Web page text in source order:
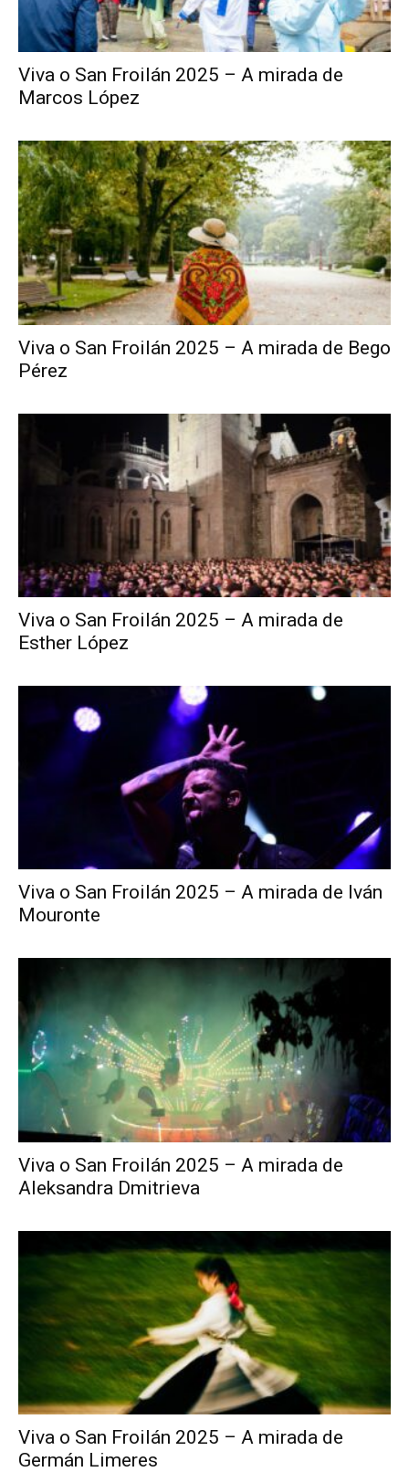
Viva o San Froilán 2025 – A mirada de
Marcos López
Viva o San Froilán 2025 – A mirada de Bego
Pérez
Viva o San Froilán 2025 – A mirada de
Esther López
Viva o San Froilán 2025 – A mirada de Iván
Mouronte
Viva o San Froilán 2025 – A mirada de
Aleksandra Dmitrieva
Viva o San Froilán 2025 – A mirada de
Germán Limeres